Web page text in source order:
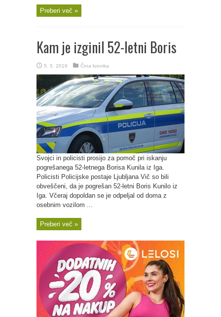
Preberi več »
Kam je izginil 52-letni Boris
5. 5. 2019 Črna kronika
Svojci in policisti prosijo za pomoč pri iskanju
pogrešanega 52-letnega Borisa Kunila iz Iga.
Policisti Policijske postaje Ljubljana Vič so bili
obveščeni, da je pogrešan 52-letni Boris Kunilo iz
Iga. Včeraj dopoldan se je odpeljal od doma z
osebnim vozilom ...
Preberi več »